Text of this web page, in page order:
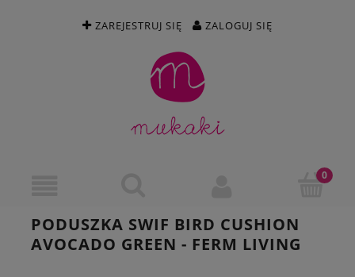
ZAREJESTRUJ SIĘ ZALOGUJ SIĘ
PODUSZKA SWIF BIRD CUSHION
AVOCADO GREEN - FERM LIVING